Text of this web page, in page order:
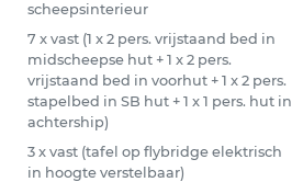
scheepsinterieur
7 x vast (1 x 2 pers. vrijstaand bed in
midscheepse hut + 1 x 2 pers.
vrijstaand bed in voorhut + 1 x 2 pers.
stapelbed in SB hut + 1 x 1 pers. hut in
achtership)
3 x vast (tafel op flybridge elektrisch
in hoogte verstelbaar)